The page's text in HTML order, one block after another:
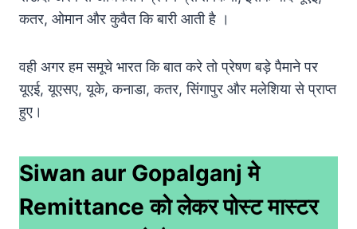
कतर, ओमान और कुवैत कि बारी आती है ।
वही अगर हम समूचे भारत कि बात करे तो प्रेषण बड़े पैमाने पर
यूएई, यूएसए, यूके, कनाडा, कतर, सिंगापुर और मलेशिया से प्राप्त
हुए।
Siwan aur Gopalganj मे
Remittance को लेकर पोस्ट मास्टर